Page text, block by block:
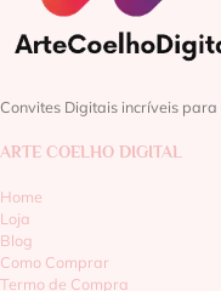
Convites Digitais incríveis
ARTE COELHO DIGITAL
Home
Loja
Blog
Como Comprar
Termo de Compra